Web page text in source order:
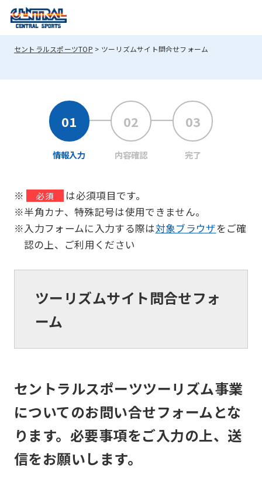
セントラルスポーツTOP ツーリズムサイト問合せフォーム
情報入力 内容確認 完了
※ 必須
は必須項目です。
※半角カナ、特殊記号は使用できません。
※入力フォームに入力する際は対象ブラウザをご確
認の上、ご利用ください
ツーリズムサイト問合せフォ
ーム
セントラルスポーツツーリズム事業
についてのお問い合せフォームとな
ります。必要事項をご入力の上、送
信をお願いします。